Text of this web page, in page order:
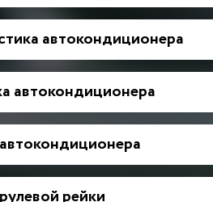
автокондиционера
автокондиционера
рейки